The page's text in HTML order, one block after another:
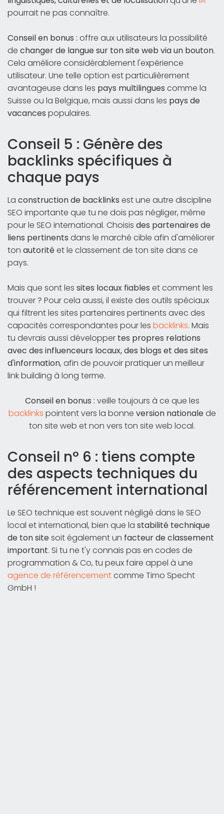
pourrait ne pas connaître.
Conseil en bonus : offre aux utilisateurs la possibilité
de changer de langue sur ton site web via un bouton.
Cela améliore considérablement l'expérience
utilisateur. Une telle option est particulièrement
avantageuse dans les pays multilingues comme la
Suisse ou la Belgique, mais aussi dans les pays de
vacances populaires.
Conseil 5 : Génère des
backlinks spécifiques à
chaque pays
La construction de backlinks est une autre discipline
SEO importante que tu ne dois pas négliger, même
pour le SEO international. Choisis des partenaires de
liens pertinents dans le marché cible afin d'améliorer
ton autoritéet le classement de ton site dans ce
pays.
Mais que sont les sites locaux fiables et comment les
trouver ? Pour cela aussi, il existe des outils spéciaux
qui filtrent les sites partenaires pertinents avec des
capacités correspondantes pour les backlinks. Mais
tu devrais aussi développer tes propres relations
avec des influenceurs locaux, des blogs et des sites
d'information, afin de pouvoir pratiquer un meilleur
link building à long terme.
Conseil en bonus : veille toujours à ce que les
backlinks pointent vers la bonne version nationalede
ton site web et non vers ton site web local.
Conseil n° 6 : tiens compte
des aspects techniques du
référencement international
Le SEO technique est souvent négligé dans le SEO
local et international, bien que la stabilité technique
de ton sitesoit également un facteur de classement
important. Si tu ne t'y connais pas en codes de
programmation & Co, tu peux faire appel à une
agence de référencementcomme Timo Specht
GmbH !